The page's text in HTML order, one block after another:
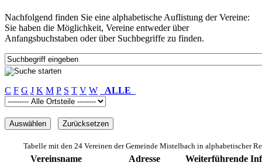
Nachfolgend finden Sie eine alphabetische Auflistung der Vereine:
Sie haben die Möglichkeit, Vereine entweder über
Anfangsbuchstaben oder über Suchbegriffe zu finden.
C F G J K M P S T V W ALLE
Tabelle mit den 24 Vereinen der Gemeinde Mistelbach in alphabetischer
Vereinsname Adresse Weiterführende